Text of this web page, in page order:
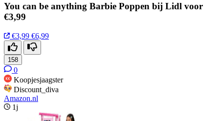
You can be anything Barbie Poppen bij Lidl voor
€3,99
€3,99 €6,99
158
0
Koopjesjaagster
Discount_diva
Amazon.nl
1j